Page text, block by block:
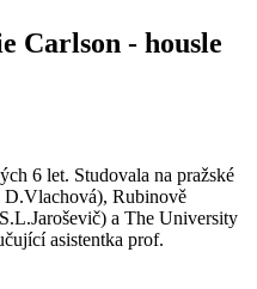
Carlson - housle
6 let. Studovala na pražské
Rubinově
a The University
asistentka prof.